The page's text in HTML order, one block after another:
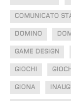
COMUNICATO
DOMINO
GAME DESIGN
GIOCHI
GIONA